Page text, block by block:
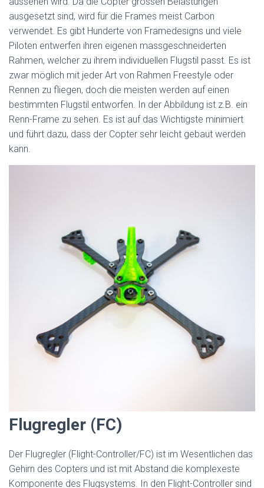
ausgesetzt sind, wird für die Frames meist Carbon
verwendet. Es gibt Hunderte von Framedesigns und viele
Piloten entwerfen ihren eigenen massgeschneiderten
Rahmen, welcher zu ihrem individuellen Flugstil passt. Es ist
zwar möglich mit jeder Art von Rahmen Freestyle oder
Rennen zu fliegen, doch die meisten werden auf einen
bestimmten Flugstil entworfen. In der Abbildung ist z.B. ein
Renn-Frame zu sehen. Es ist auf das Wichtigste minimiert
und führt dazu, dass der Copter sehr leicht gebaut werden
kann.
Flugregler (FC)
Der Flugregler (Flight-Controller/FC) ist im Wesentlichen das
Gehirn des Copters und ist mit Abstand die komplexeste
Komponente des Flugsystems. In den Flight-Controller sind